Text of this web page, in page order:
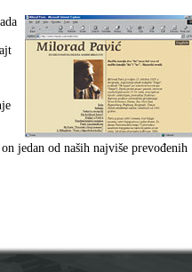
jedan od naših najviše prevođenih